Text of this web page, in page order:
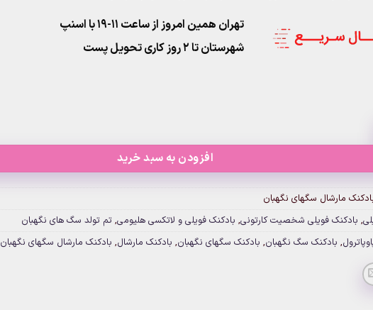
تهران همین امروز از ساعت ۱۱-۱۹ با اسنپ
شهرستان تا 2 روز کاری تحویل پست
نگهبان (بدون باد) عدد
افزودن به سبد خرید
مارشال سگهای نگهبان
, بادکنک فویلی شخصیت کارتونی, بادکنک فویلی و لاتکسی هلیومی, تم تولد سگ های نگهبان
, بادکنک سگ نگهبان, بادکنک سگهای نگهبان, بادکنک مارشال, بادکنک مارشال سگهای نگهبان